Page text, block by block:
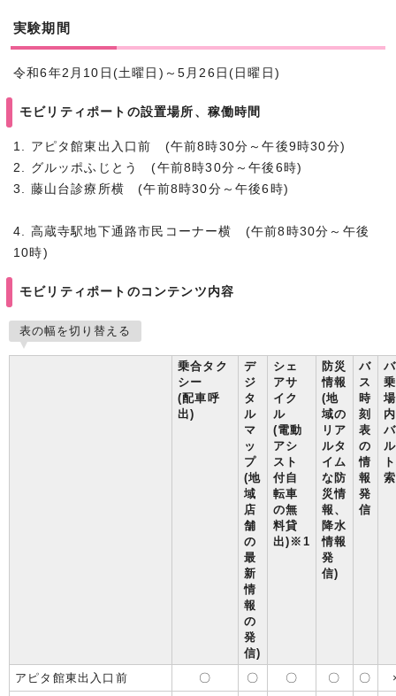
実験期間
令和6年2月10日(土曜日)～5月26日(日曜日)
モビリティポートの設置場所、稼働時間
1. アピタ館東出入口前 (午前8時30分～午後9時30分)
2. グルッポふじとう (午前8時30分～午後6時)
3. 藤山台診療所横 (午前8時30分～午後6時)
4. 高蔵寺駅地下通路市民コーナー横 (午前8時30分～午後
10時)
モビリティポートのコンテンツ内容
表の幅を切り替える
乗合タク
シー
(配車呼
出)
デ
ジ
タ
ル
マ
ッ
プ
(地
域
店
舗
の
最
新
情
報
の
発
信)
シェ
アサ
イク
ル
(電動
アシ
スト
付自
転車
の無
料貸
出)※1
防災
情報
(地
域の
リア
ルタ
イム
な防
災情
報、
降水
情報
発
信)
バ
ス
時
刻
表
の
情
報
発
信
索
アピタ館東出入口前 〇 〇 〇 〇 〇